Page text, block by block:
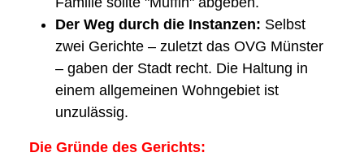
Der Weg durch die Instanzen: Selbst
zwei Gerichte – zuletzt das OVG Münster
– gaben der Stadt recht. Die Haltung in
einem allgemeinen Wohngebiet ist
unzulässig.
Die Gründe des Gerichts: